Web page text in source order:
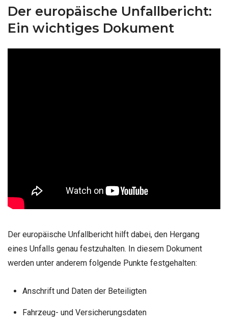
Der europäische Unfallbericht:
Ein wichtiges Dokument
Der europäische Unfallbericht hilft dabei, den Hergang
eines Unfalls genau festzuhalten. In diesem Dokument
werden unter anderem folgende Punkte festgehalten:
Anschrift und Daten der Beteiligten
Fahrzeug- und Versicherungsdaten